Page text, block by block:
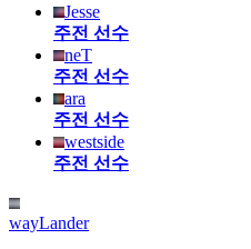
Jesse
주전 선수
neT
주전 선수
ara
주전 선수
westside
주전 선수
wayLander